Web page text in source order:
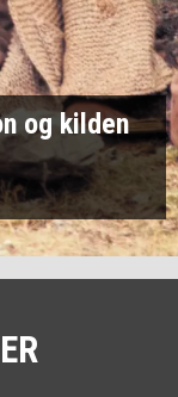
og kilden